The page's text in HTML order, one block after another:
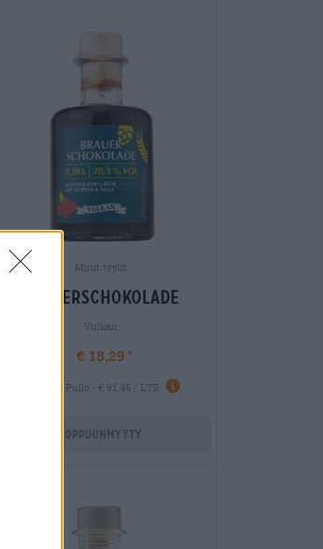
Muut tyylit
brauerschokolade
Vulkan
€ 18,29
0,20 L Pullo - € 91,45 / LTR
Loppuunmyyty